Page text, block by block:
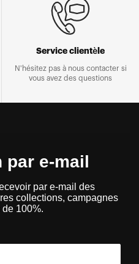
Service clientèle
N'hésitez pas à nous contacter si
vous avez des questions
e-mail
par e-mail des
collections, campagnes
100%.